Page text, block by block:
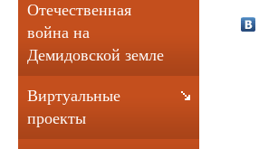
Отечественная
война на
Демидовской земле
Виртуальные
проекты